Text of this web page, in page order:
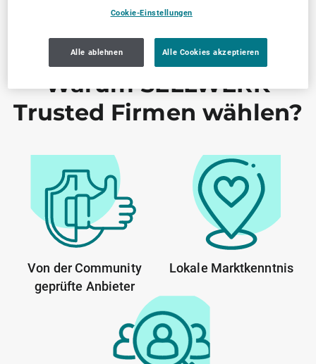
Warum SELLWERK
Trusted Firmen wählen?
Von der Community
geprüfte Anbieter
Lokale Marktkenntnis
Cookie-Einstellungen
Alle ablehnen Alle Cookies akzeptieren